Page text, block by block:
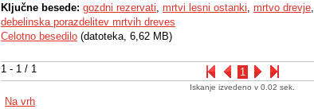
1 - 1 / 1 1
Ključne besede: gozdni rezervati, mrtvi lesni ostanki, mrtvo drevje,
debelinska porazdelitev mrtvih dreves
Celotno besedilo (datoteka, 6,62 MB)
Iskanje izvedeno v 0.02 sek.
Na vrh